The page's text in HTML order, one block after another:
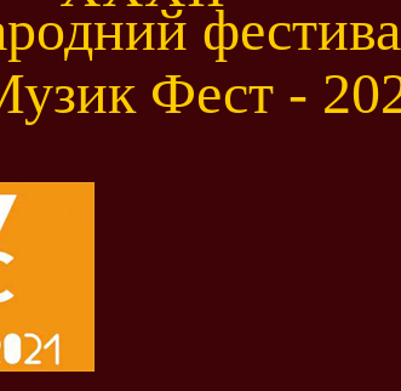
Фест -